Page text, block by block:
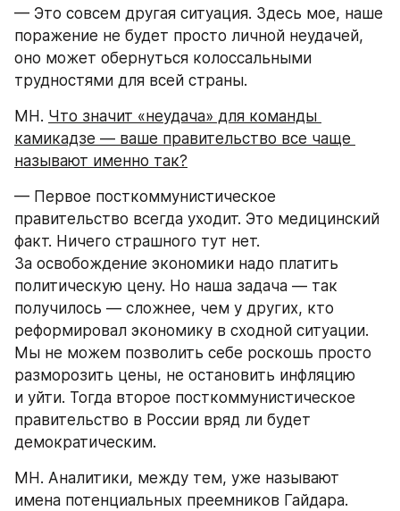
— Это совсем другая ситуация. Здесь мое, наше
поражение не будет просто личной неудачей,
оно может обернуться колоссальными
трудностями для всей страны.
МН. Что значит «неудача» для команды
камикадзе — ваше правительство все чаще
называют именно так?
— Первое посткоммунистическое
правительство всегда уходит. Это медицинский
факт. Ничего страшного тут нет.
За освобождение экономики надо платить
политическую цену. Но наша задача — так
получилось — сложнее, чем у других, кто
реформировал экономику в сходной ситуации.
Мы не можем позволить себе роскошь просто
разморозить цены, не остановить инфляцию
и уйти. Тогда второе посткоммунистическое
правительство в России вряд ли будет
демократическим.
МН. Аналитики, между тем, уже называют
имена потенциальных преемников Гайдара.